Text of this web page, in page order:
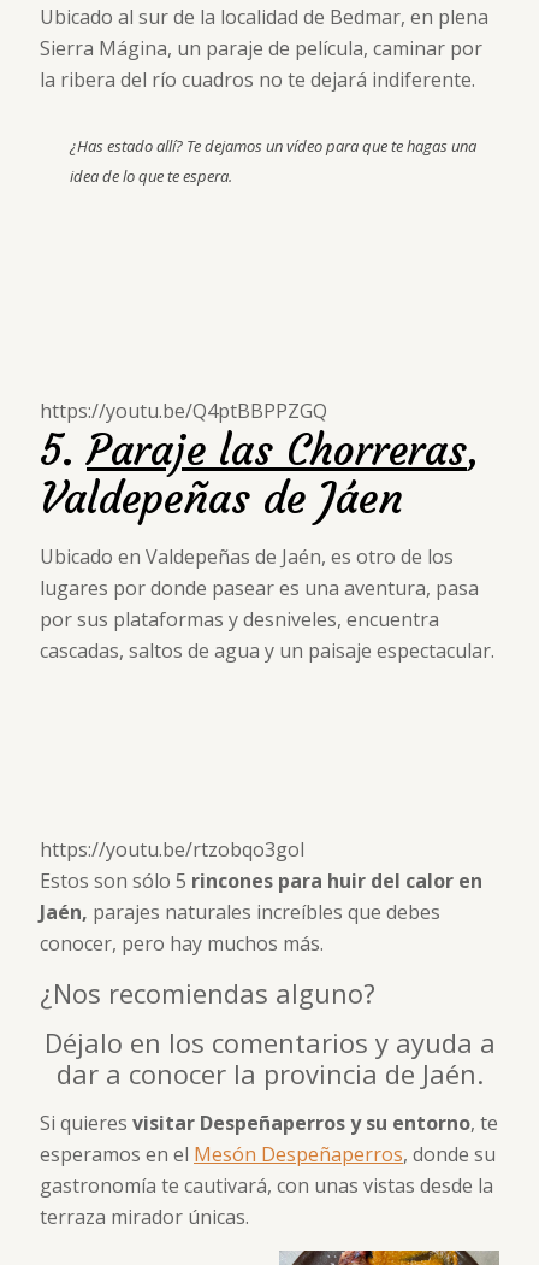
Ubicado al sur de la localidad de Bedmar, en plena
Sierra Mágina, un paraje de película, caminar por
la ribera del río cuadros no te dejará indiferente.
¿Has estado allí? Te dejamos un vídeo para que te hagas una
idea de lo que te espera.
https://youtu.be/Q4ptBBPPZGQ
5.Paraje las Chorreras,
Valdepeñas de Jáen
Ubicado en Valdepeñas de Jaén, es otro de los
lugares por donde pasear es una aventura, pasa
por sus plataformas y desniveles, encuentra
cascadas, saltos de agua y un paisaje espectacular.
https://youtu.be/rtzobqo3goI
Estos son sólo 5 rincones para huir del calor en
Jaén, parajes naturales increíbles que debes
conocer, pero hay muchos más.
¿Nos recomiendas alguno?
Déjalo en los comentarios y ayuda a
dar a conocer la provincia de Jaén.
Si quieres visitar Despeñaperros y su entorno, te
esperamos en el Mesón Despeñaperros, donde su
gastronomía te cautivará, con unas vistas desde la
terraza mirador únicas.